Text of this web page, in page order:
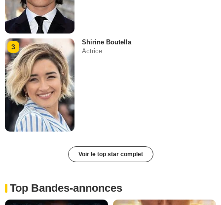
3
Shirine Boutella
Actrice
Voir le top star complet
Top Bandes-annonces